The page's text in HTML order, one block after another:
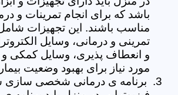
باشد که برای انجام تمرینات و
مناسب باشند. این تجهیزات
تمرینی و درمانی، وسایل
و انعطاف پذیری، وسایل کمکی و
مورد نیاز برای بهبود وضعیت
برنامه ی درمانی شخصی سازی